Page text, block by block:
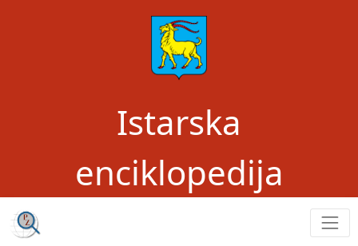
Istarska
enciklopedija